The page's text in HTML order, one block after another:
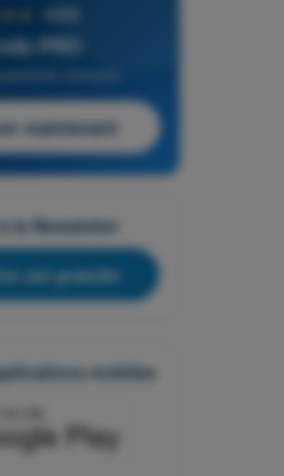
4,6/5
PRO
maintenant
la Newsletter
est gratuite
mobiles